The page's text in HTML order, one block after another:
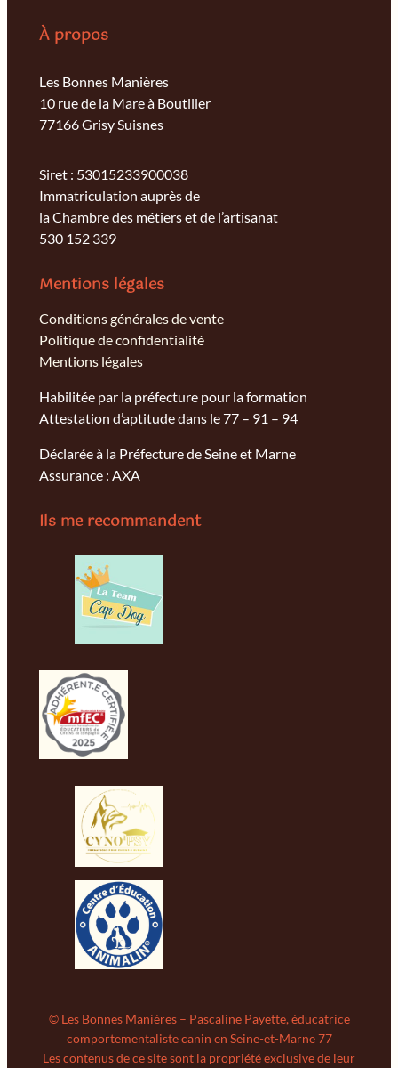
À propos
Les Bonnes Manières
10 rue de la Mare à Boutiller
77166 Grisy Suisnes
Siret : 53015233900038
Immatriculation auprès de
la Chambre des métiers et de l’artisanat
530 152 339
Mentions légales
Conditions générales de vente
Politique de confidentialité
Mentions légales
Habilitée par la préfecture pour la formation
Attestation d’aptitude dans le 77 – 91 – 94
Déclarée à la Préfecture de Seine et Marne
Assurance : AXA
Ils me recommandent
© Les Bonnes Manières – Pascaline Payette, éducatrice
comportementaliste canin en Seine-et-Marne 77
Les contenus de ce site sont la propriété exclusive de leur